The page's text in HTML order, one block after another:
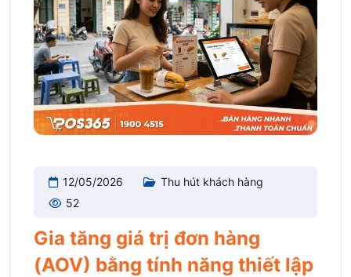
12/05/2026
Thu hút khách hàng
52
Gia tăng giá trị đơn hàng
(AOV) bằng tính năng thiết lập